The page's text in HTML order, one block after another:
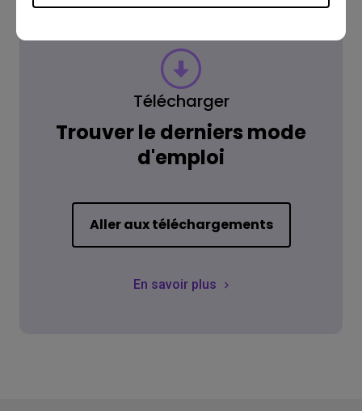
Télécharger
Trouver le derniers mode
d'emploi
Aller aux téléchargements
En savoir plus